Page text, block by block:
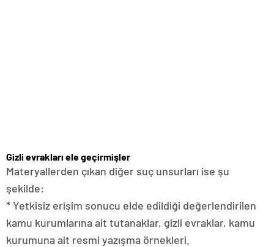
Gizli evrakları ele geçirmişler
Materyallerden çıkan diğer suç unsurları ise şu
şekilde:
* Yetkisiz erişim sonucu elde edildiği değerlendirilen
kamu kurumlarına ait tutanaklar, gizli evraklar, kamu
kurumuna ait resmi yazışma örnekleri.